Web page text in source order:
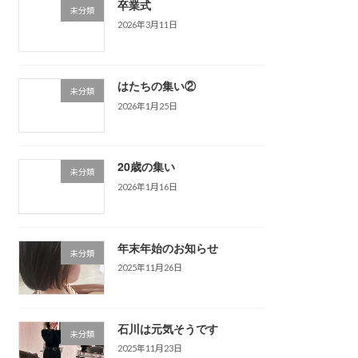
未分類 卒業式
2026年3月11日
未分類 はたちの集い②
2026年1月25日
未分類 20歳の集い
2026年1月16日
未分類 年末年始のお知らせ
2025年11月26日
未分類 石川は元気そうです
2025年11月23日